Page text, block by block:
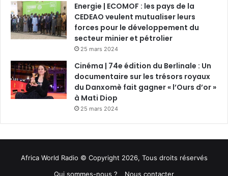
Energie | ECOMOF : les pays de la
CEDEAO veulent mutualiser leurs
forces pour le développement du
secteur minier et pétrolier
25 mars 2024
Cinéma | 74e édition du Berlinale : Un
documentaire sur les trésors royaux
du Danxomè fait gagner « l’Ours d’or »
à Mati Diop
25 mars 2024
Africa World Radio © Copyright 2026, Tous droits réservés
Qui sommes-nous ?
Nous contacter